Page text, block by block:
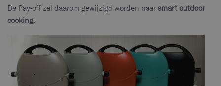
De Pay-off zal daarom gewijzigd worden naarsmart outdoor
cooking.